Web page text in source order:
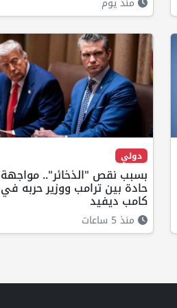
دولي
بسبب نقص "الذخائر".. مواجهة
حادة بين ترامب ووزير حربه في
كامب ديفيد
منذ 5 ساعات